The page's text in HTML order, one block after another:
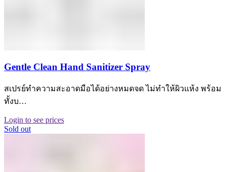
Gentle Clean Hand Sanitizer Spray
สเปรย์ทำความสะอาดมือได้อย่างหมดจด ไม่ทำให้ผิวแห้ง พร้อม
ทั้งบ…
Login to see prices
Sold out